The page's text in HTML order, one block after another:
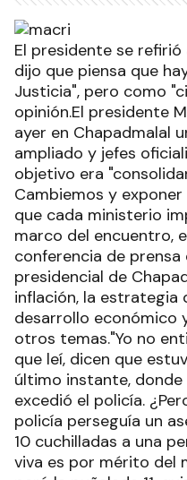
El presidente se
dijo que piensa que
Justicia", pero como
opinión.El presidente
ayer en Chapadmalal
ampliado y jefes
objetivo era
Cambiemos y
que cada ministerio
marco del encuentro,
conferencia de
presidencial de
inflación, la estrategia
desarrollo económico
otros temas."Yo no
que leí, dicen que
último instante,
excedió el policía.
policía perseguía un
10 cuchilladas a una
viva es por mérito del